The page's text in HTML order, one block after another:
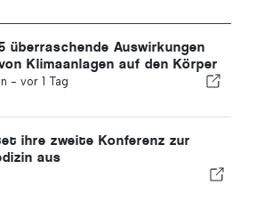
überraschende Auswirkungen
Klimaanlagen auf den Körper
In - vor 1 Tag
ihre zweite Konferenz zur
aus